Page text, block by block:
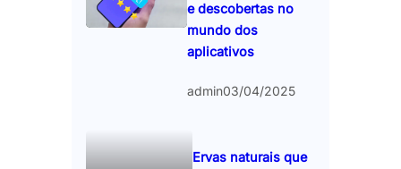
e descobertas no
mundo dos
aplicativos
admin03/04/2025
Ervas naturais que